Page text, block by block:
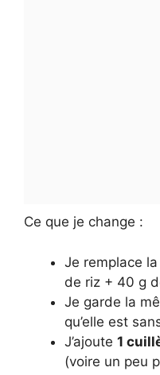
Ce que je change :
Je remplace
de riz + 40 g
Je garde la
qu’elle est
J’ajoute 1
(voire un peu